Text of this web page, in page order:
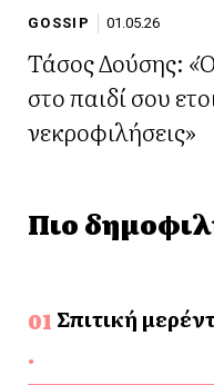
GOSSIP 01.05.26
Τάσος Δούσης: «Όταν κάνεις δώρο πατίνι
στο παιδί σου
νεκροφιλήσεις»
Πιο
Σπιτική